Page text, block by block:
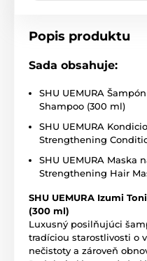
Popis produktu
Sada obsahuje:
SHU UEMURA
Shampoo (300 ml)
SHU UEMURA
Strengthening
SHU UEMURA Maska
Strengthening Hair
SHU UEMURA Izumi
(300 ml)
Luxusný posilňujúci
tradíciou starostlivosti o
nečistoty a zároveň